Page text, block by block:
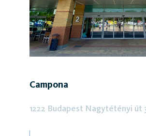
Campona
1222 Budapest Nagytétényi út